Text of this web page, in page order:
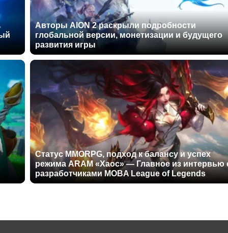
Авторы AION 2 раскрыли подробности
глобальной версии, монетизации и будущего
развития игры
Статус MMORPG, подход к балансу и успех
режима ARAM «Хаос» — Главное из интервью
разработчиками MOBA League of Legends